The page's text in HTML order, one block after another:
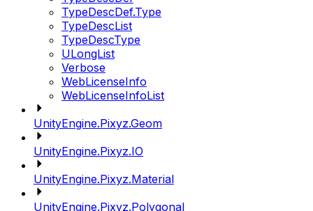
TypeDescDef.Type
TypeDescList
TypeDescType
ULongList
Verbose
WebLicenseInfo
WebLicenseInfoList
UnityEngine.Pixyz.Geom
UnityEngine.Pixyz.IO
UnityEngine.Pixyz.Material
UnityEngine.Pixyz.Polygonal